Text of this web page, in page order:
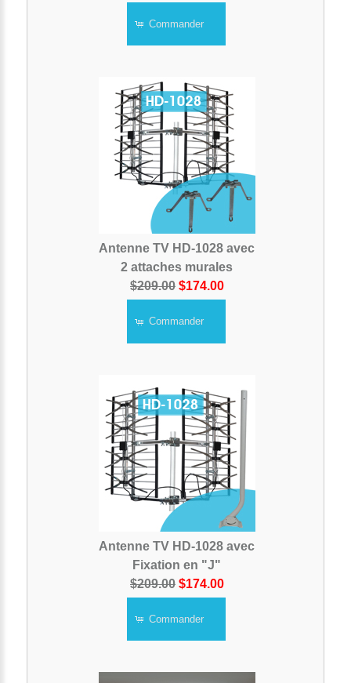
Commander
Antenne TV HD-1028 avec
2 attaches murales
$209.00 $174.00
Commander
Antenne TV HD-1028 avec
Fixation en "J"
$209.00 $174.00
Commander